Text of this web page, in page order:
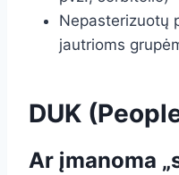
Nepasterizuotų
jautrioms
DUK
Ar įmanoma